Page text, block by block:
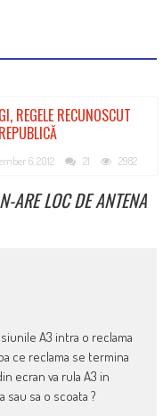
REGELE RECUNOSCUT
6, 2012 21 2982
ARE LOC DE ANTENA
A3 intra o reclama
ce reclama se termina
ecran va rula A3 in
sa o scoata ?